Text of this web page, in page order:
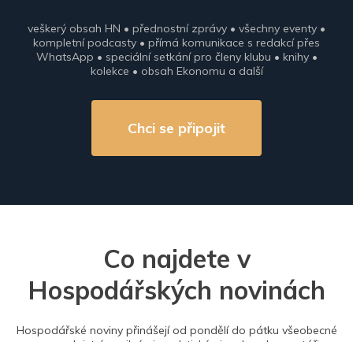
veškerý obsah HN • přednostní zprávy • všechny eventy •
kompletní podcasty • přímá komunikace s redakcí přes
WhatsApp • speciální setkání pro členy klubu • knihy •
kolekce • obsah Ekonomu a další
Chci se připojit
Co najdete v
Hospodářských novinách
Hospodářské noviny přinášejí od pondělí do pátku všeobecné